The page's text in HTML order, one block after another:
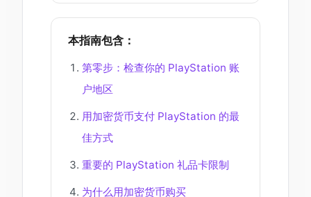
本指南包含：
第零步：检查你的 PlayStation 账
户地区
用加密货币支付 PlayStation 的最
佳方式
重要的 PlayStation 礼品卡限制
为什么用加密货币购买